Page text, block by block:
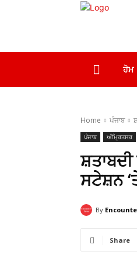
ਹੋਮ
Home ਪੰਜਾਬ
ਪੰਜਾਬ ਅੰਮ੍ਰਿਤਸਰ
ਸਟੇਸ਼ਨ
By
Share